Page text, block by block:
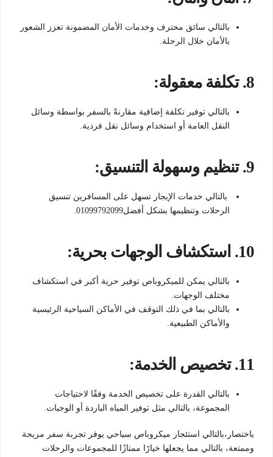
بالتالي سائق محترف وخدمات الأمان المضمونة تعزز الشعور
بالأمان خلال الرحلة.
8. تكلفة معقولة:
بالتالي توفير تكلفة إضافية مقارنةً بالسفر بواسطة وسائل
النقل العامة أو استخدام وسائل نقل فردية.
9. تنظيم وسهولة التنسيق:
بالتالي خدمات الإيجار تسهل على المسافرين تنسيق
الرحلات وتنظيمها بشكل أفضل01099792099.
10. استكشاف الوجهات بحرية:
بالتالي يمكن للميكروباص توفير حرية أكبر في استكشاف
مختلف الوجهات.
بالتالي بما في ذلك التوقف في الأماكن السياحية الرئيسية
والأماكن الطبيعية.
11. تخصيص الخدمة:
بالتالي القدرة على تخصيص الخدمة وفقًا لاحتياجات
المجموعة، بالتالي مثل توفير المياه الباردة أو الوجبات.
باختصار،بالتالي استئجار ميكروباص سياحي يوفر تجربة سفر مريحة
وممتعة، بالتالي مما يجعلها خيارًا ممتازًا للمجموعات والرحلات